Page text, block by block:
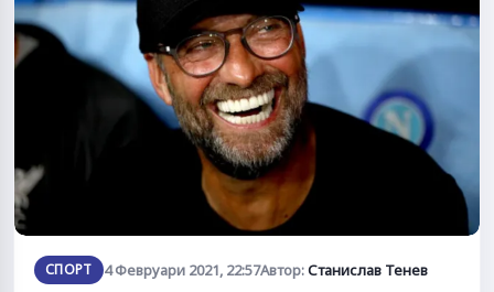
СПОРТ 4 Февруари 2021, 22:57Автор:Станислав Тенев